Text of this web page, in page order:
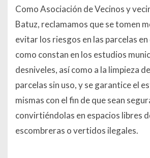
Como Asociación de Vecinos y
Batuz, reclamamos que se tomen
evitar los riesgos en las parcelas
como constan en los estudios
desniveles, así como a la limpieza
parcelas sin uso, y se garantice el
mismas con el fin de que sean
convirtiéndolas en espacios libres
escombreras o vertidos ilegales.